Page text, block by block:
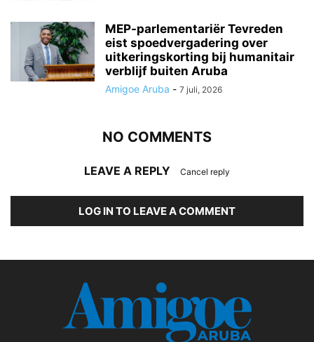
MEP-parlementariër Tevreden
eist spoedvergadering over
uitkeringskorting bij humanitair
verblijf buiten Aruba
Amigoe Aruba - 7 juli, 2026
NO COMMENTS
LEAVE A REPLY Cancel reply
LOG IN TO LEAVE A COMMENT